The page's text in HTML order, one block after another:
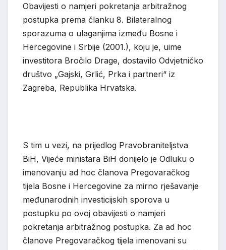
Obavijesti o namjeri pokretanja arbitražnog
postupka prema članku 8. Bilateralnog
sporazuma o ulaganjima između Bosne i
Hercegovine i Srbije (2001.), koju je, uime
investitora Bročilo Drage, dostavilo Odvjetničko
društvo „Gajski, Grlić, Prka i partneri“ iz
Zagreba, Republika Hrvatska.
S tim u vezi, na prijedlog Pravobraniteljstva
BiH, Vijeće ministara BiH donijelo je Odluku o
imenovanju ad hoc članova Pregovaračkog
tijela Bosne i Hercegovine za mirno rješavanje
međunarodnih investicijskih sporova u
postupku po ovoj obavijesti o namjeri
pokretanja arbitražnog postupka. Za ad hoc
članove Pregovaračkog tijela imenovani su